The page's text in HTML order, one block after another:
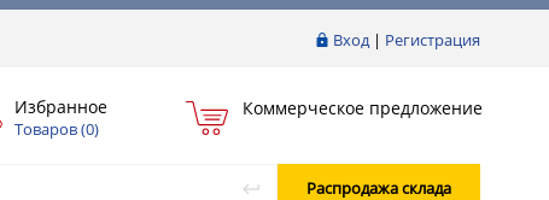
Вход| Регистрация
Избранное
Товаров (0)
Коммерческое предложение
Распродажа склада